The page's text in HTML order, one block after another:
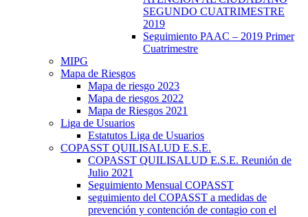
SEGUNDO CUATRIMESTRE
2019
Seguimiento PAAC – 2019 Primer
Cuatrimestre
MIPG
Mapa de Riesgos
Mapa de riesgo 2023
Mapa de riesgos 2022
Mapa de Riesgos 2021
Liga de Usuarios
Estatutos Liga de Usuarios
COPASST QUILISALUD E.S.E.
COPASST QUILISALUD E.S.E. Reunión de
Julio 2021
Seguimiento Mensual COPASST
seguimiento del COPASST a medidas de
prevención y contención de contagio con el